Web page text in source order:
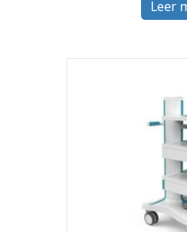
Leer